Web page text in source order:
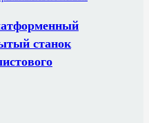
станок